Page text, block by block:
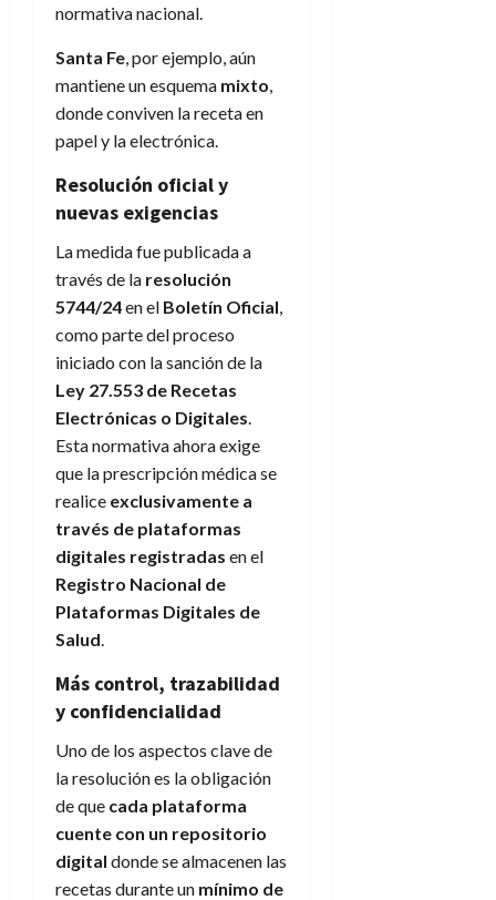
normativa nacional.
Santa Fe, por ejemplo, aún
mantiene un esquema mixto,
donde conviven la receta en
papel y la electrónica.
Resolución oficial y
nuevas exigencias
La medida fue publicada a
través de la resolución
5744/24en el Boletín Oficial,
como parte del proceso
iniciado con la sanción de la
Ley 27.553 de Recetas
Electrónicas o Digitales.
Esta normativa ahora exige
que la prescripción médica se
realice exclusivamente a
través de plataformas
digitales registradas en el
Registro Nacional de
Plataformas Digitales de
Salud.
Más control, trazabilidad
y confidencialidad
Uno de los aspectos clave de
la resolución es la obligación
de que cada plataforma
cuente con un repositorio
digital donde se almacenen las
recetas durante un mínimo de